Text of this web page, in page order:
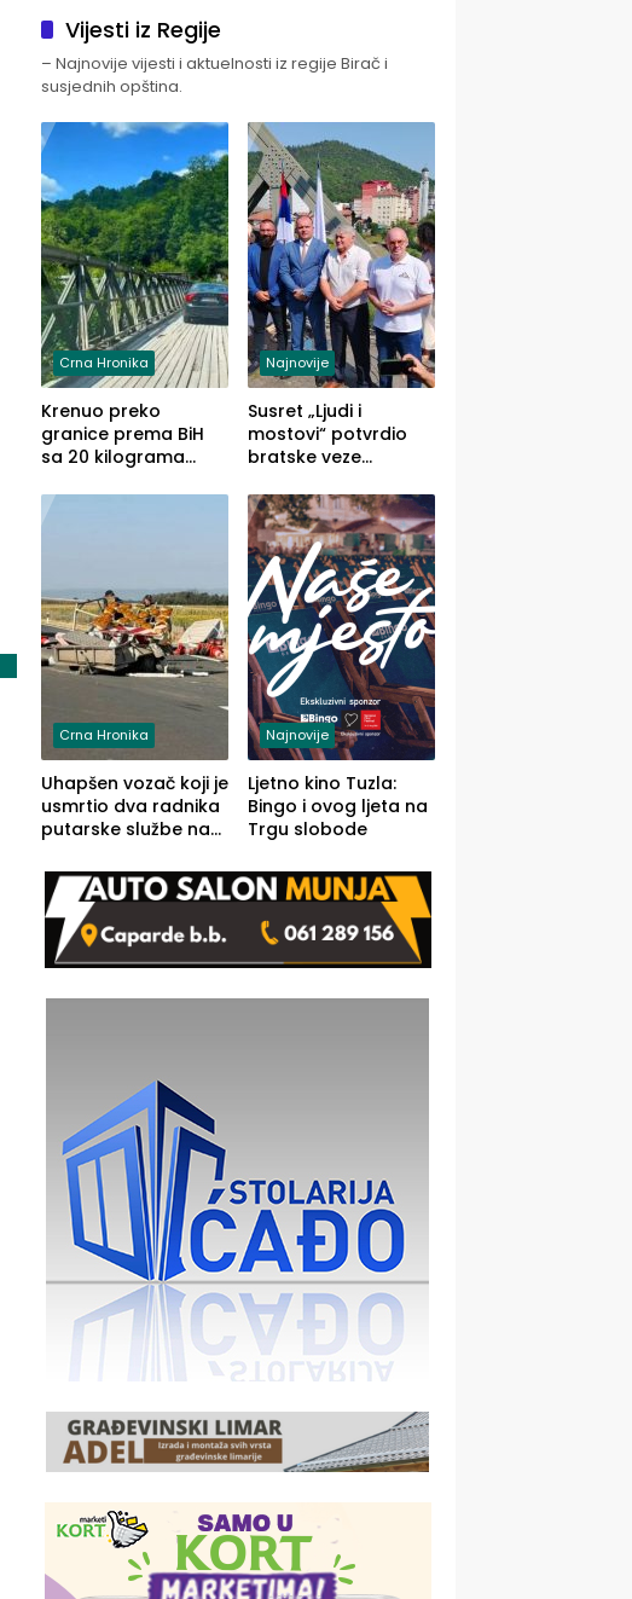
Vijesti iz Regije
– Najnovije vijesti i aktuelnosti iz regije Birač i
susjednih opština.
Crna Hronika
Krenuo preko
granice prema BiH
sa 20 kilograma
u automobilu
Najnovije
Susret „Ljudi i
mostovi“ potvrdio
bratske veze
Zvornika
Crna Hronika
Uhapšen vozač koji je
usmrtio dva radnika
putarske službe na
prema Šapcu
(FOTO)
Najnovije
Ljetno kino Tuzla:
Bingo i ovog ljeta na
Trgu slobode